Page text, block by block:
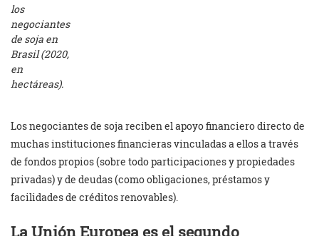
los
negociantes
de soja en
Brasil (2020,
en
hectáreas).
Los negociantes de soja reciben el apoyo financiero directo de
muchas instituciones financieras vinculadas a ellos a través
de fondos propios (sobre todo participaciones y propiedades
privadas) y de deudas (como obligaciones, préstamos y
facilidades de créditos renovables).
La Unión Europea es el segundo